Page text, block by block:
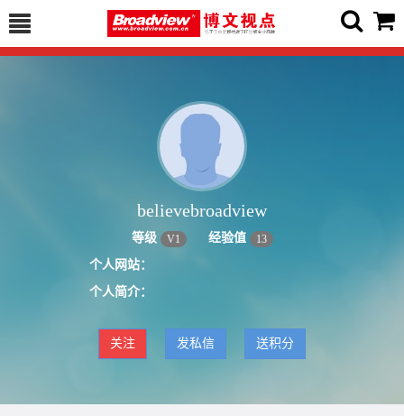
believebroadview
等级 V1 经验值 13
个人网站：
个人简介：
关注 发私信 送积分